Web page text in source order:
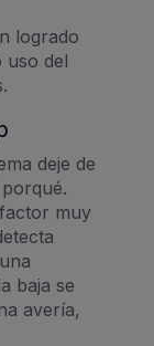
logrado
uso del
deje de
muy
baja se
avería,